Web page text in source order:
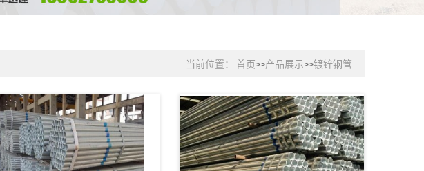
当前位置： 首页>>产品展示>>镀锌钢管